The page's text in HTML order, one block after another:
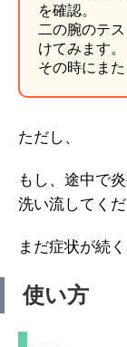
を確認。
二の腕のテ
けてみます。
その時にま
ただし、
もし、途中で
洗い流してくだ
まだ症状が続
使い方